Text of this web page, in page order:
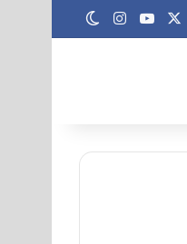
فيسبوك ‫YouTubeانستقرام